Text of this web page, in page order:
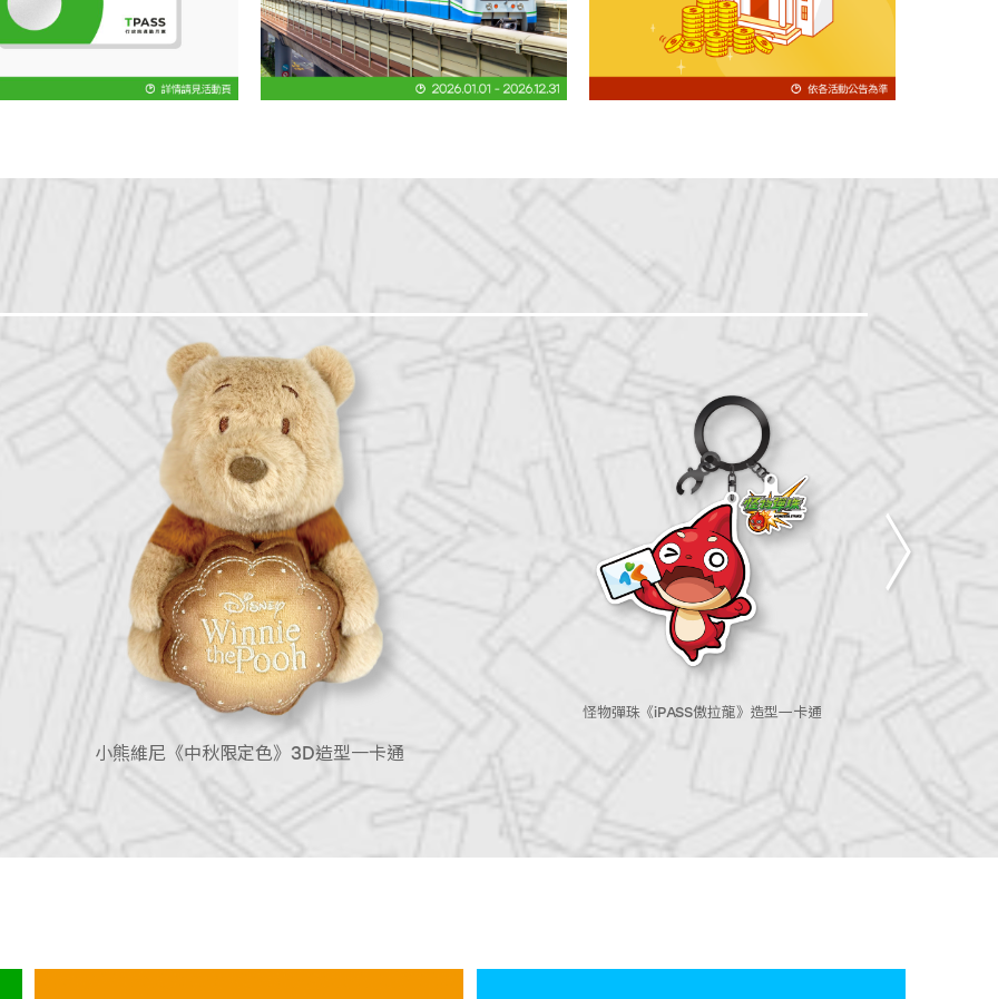
怪物彈珠《iPASS傲拉龍》造型一卡通
天外奇蹟《巨型花朵》一卡通